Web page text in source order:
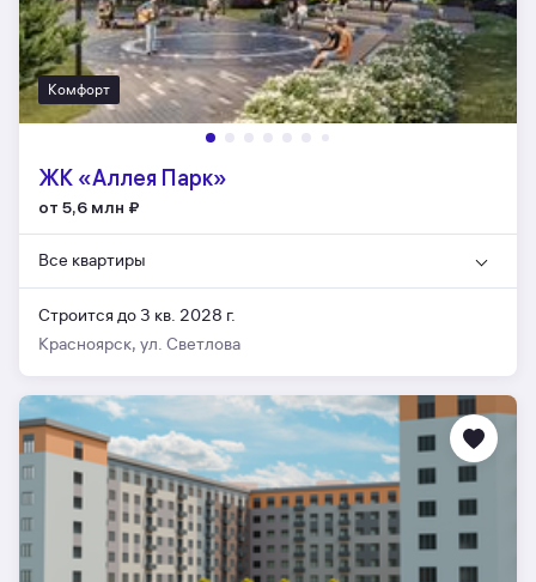
Комфорт
ЖК «Аллея Парк»
от 5,6 млн ₽
Все квартиры
Строится до 3 кв. 2028 г.
Красноярск, ул. Светлова